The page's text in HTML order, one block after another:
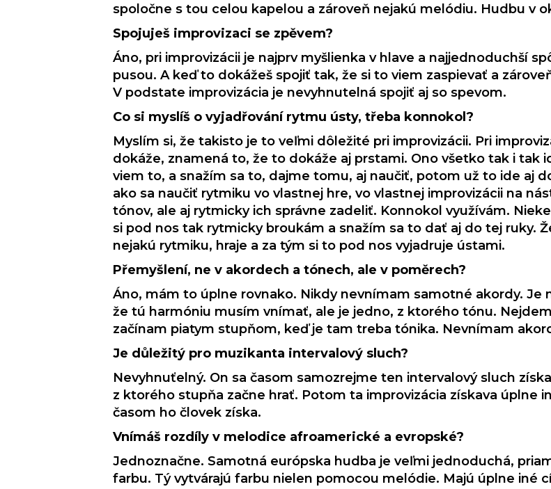
spoločne s tou celou kapelou a zároveň nejakú melódiu. Hudbu v
Spojuješ improvizaci se zpěvem?
Áno, pri improvizácii je najprv myšlienka v hlave a najjednoduchší
pusou. A keď to dokážeš spojiť tak, že si to viem zaspievať a
V podstate improvizácia je nevyhnutelná spojiť aj so spevom.
Co si myslíš o vyjadřování rytmu ústy, třeba konnokol?
Myslím si, že takisto je to veľmi dôležité pri improvizácii. Pri
dokáže, znamená to, že to dokáže aj prstami. Ono všetko tak i tak
viem to, a snažím sa to, dajme tomu, aj naučiť, potom už to ide aj
ako sa naučiť rytmiku vo vlastnej hre, vo vlastnej improvizácii na
tónov, ale aj rytmicky ich správne zadeliť. Konnokol využívám.
si pod nos tak rytmicky broukám a snažím sa to dať aj do tej ruky.
nejakú rytmiku, hraje a za tým si to pod nos vyjadruje ústami.
Přemyšlení, ne v akordech a tónech, ale v poměrech?
Áno, mám to úplne rovnako. Nikdy nevnímam samotné akordy. Je
že tú harmóniu musím vnímať, ale je jedno, z ktorého tónu.
začínam piatym stupňom, keď je tam treba tónika. Nevnímam
Je důležitý pro muzikanta intervalový sluch?
Nevyhnuťelný. On sa časom samozrejme ten intervalový sluch
z ktorého stupňa začne hrať. Potom ta improvizácia získava úplne
časom ho človek získa.
Vnímáš rozdíly v melodice afroamerické a evropské?
Jednoznačne. Samotná európska hudba je veľmi jednoduchá,
farbu. Tý vytvárajú farbu nielen pomocou melódie. Majú úplne iné